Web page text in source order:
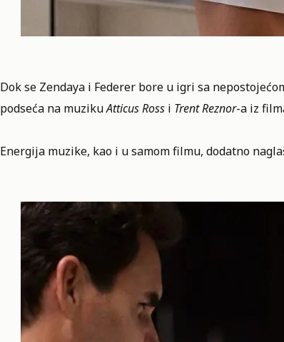
Dok se Zendaya i Federer bore u igri sa
podseća na muzikuAtticus Ross i Trent Reznor-a iz
Energija muzike, kao i u samom filmu, dodatno